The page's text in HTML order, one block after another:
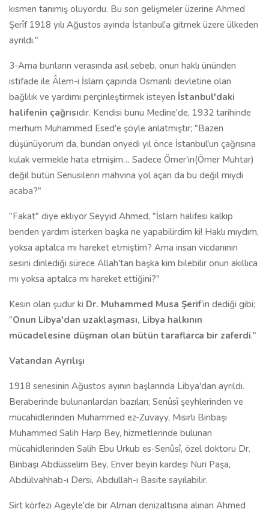
kısmen tanımış oluyordu. Bu son gelişmeler üzerine Ahmed
Şerîf 1918 yılı Ağustos ayında İstanbul'a gitmek üzere ülkeden
ayrıldı."
3-Ama bunların verasında asıl sebeb, onun haklı ününden
istifade ile Âlem-i İslam çapında Osmanlı devletine olan
bağlılık ve yardımı perçinleştirmek isteyen İstanbul'daki
halifenin çağrısıdır. Kendisi bunu Medine'de, 1932 tarihinde
merhum Muhammed Esed'e şöyle anlatmıştır; "Bazen
düşünüyorum da, bundan onyedi yıl önce İstanbul'un çağrısına
kulak vermekle hata etmişim… Sadece Ömer'in(Ömer Muhtar)
değil bütün Senusilerin mahvına yol açan da bu değil miydi
acaba?"
"Fakat" diye ekliyor Seyyid Ahmed, "İslam halifesi kalkıp
benden yardım isterken başka ne yapabilirdim ki! Haklı mıydım,
yoksa aptalca mı hareket etmiştim? Ama insan vicdanının
sesini dinlediği sürece Allah'tan başka kim bilebilir onun akıllıca
mı yoksa aptalca mı hareket ettiğini?"
Kesin olan şudur ki Dr. Muhammed Musa Şerif'in dediği gibi;
"Onun Libya'dan uzaklaşması, Libya halkının
mücadelesine düşman olan bütün taraflarca bir zaferdi."
Vatandan Ayrılışı
1918 senesinin Ağustos ayının başlarında Libya'dan ayrıldı.
Beraberinde bulunanlardan bazıları; Senûsî şeyhlerinden ve
mücahidlerinden Muhammed ez-Zuvayy, Mısırlı Binbaşı
Muhammed Salih Harp Bey, hizmetlerinde bulunan
mücahidlerinden Salih Ebu Urkub es-Senûsî, özel doktoru Dr.
Binbaşı Abdüsselim Bey, Enver beyin kardeşi Nuri Paşa,
Abdülvahhab-ı Dersi, Abdullah-ı Basite sayılabilir.
Sirt körfezi Ageyle'de bir Alman denizaltısına alınan Ahmed